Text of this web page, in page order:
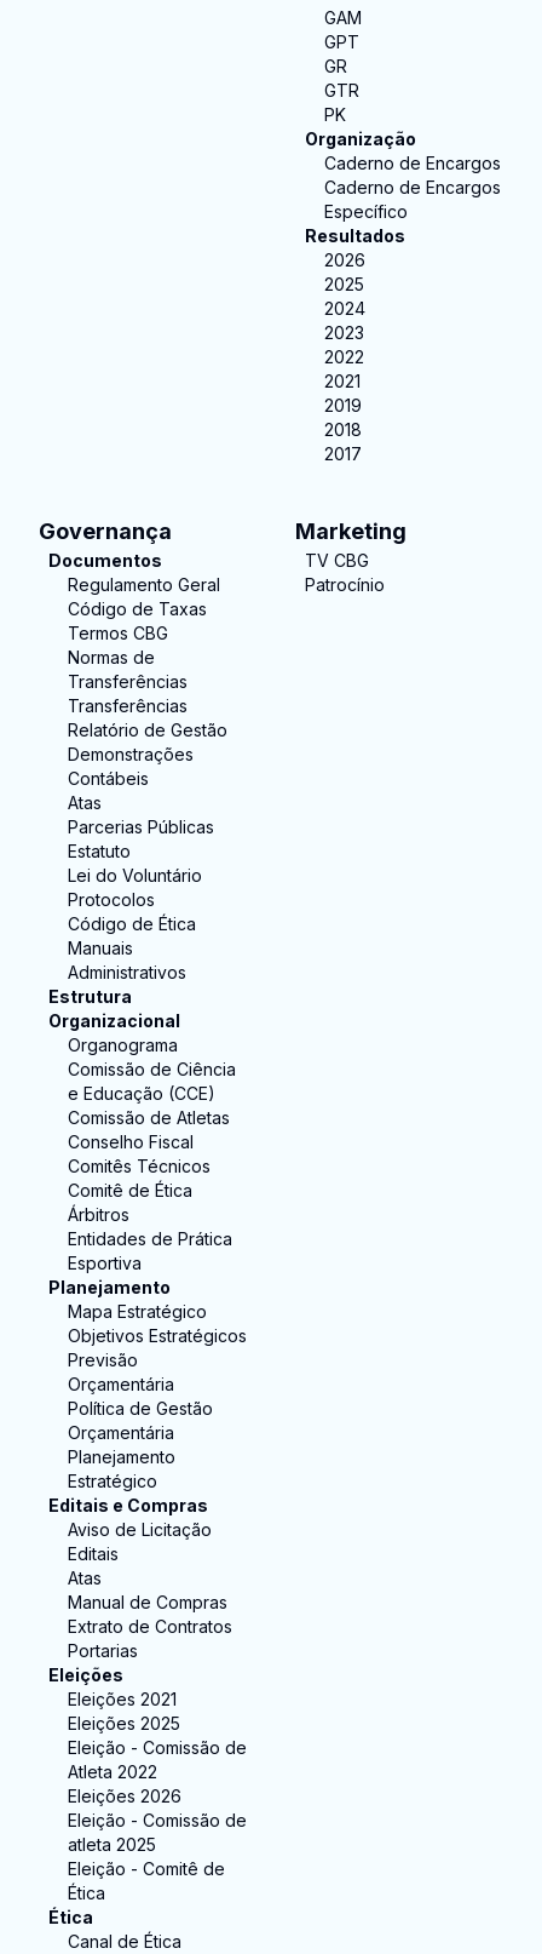
GAM
GPT
GR
GTR
PK
Organização
Caderno de Encargos
Caderno de Encargos
Específico
Resultados
2026
2025
2024
2023
2022
2021
2019
2018
2017
Governança
Documentos
Regulamento Geral
Código de Taxas
Termos CBG
Normas de
Transferências
Transferências
Relatório de Gestão
Demonstrações
Contábeis
Atas
Parcerias Públicas
Estatuto
Lei do Voluntário
Protocolos
Código de Ética
Manuais
Administrativos
Estrutura
Organizacional
Organograma
Comissão de Ciência
e Educação (CCE)
Comissão de Atletas
Conselho Fiscal
Comitês Técnicos
Comitê de Ética
Árbitros
Entidades de Prática
Esportiva
Planejamento
Mapa Estratégico
Objetivos Estratégicos
Previsão
Orçamentária
Política de Gestão
Orçamentária
Planejamento
Estratégico
Editais e Compras
Aviso de Licitação
Editais
Atas
Manual de Compras
Extrato de Contratos
Portarias
Eleições
Eleições 2021
Eleições 2025
Eleição - Comissão de
Atleta 2022
Eleições 2026
Eleição - Comissão de
atleta 2025
Eleição - Comitê de
Ética
Ética
Canal de Ética
Marketing
TV CBG
Patrocínio